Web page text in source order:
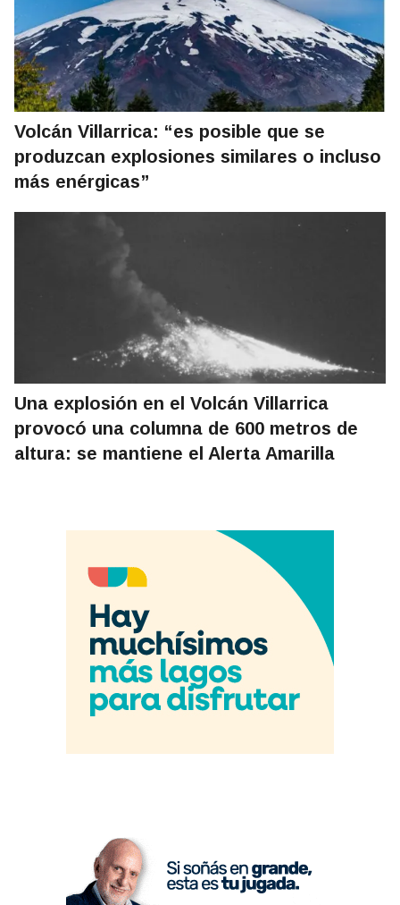
Volcán Villarrica: “es posible que se
produzcan explosiones similares o incluso
más enérgicas”
Una explosión en el Volcán Villarrica
provocó una columna de 600 metros de
altura: se mantiene el Alerta Amarilla